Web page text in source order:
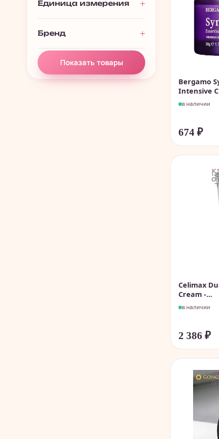
Единица измерения
Бренд
Показать товары
Bergamo
Intensive
в наличии
674 ₽
Celimax
Cream -...
в наличии
2 386 ₽